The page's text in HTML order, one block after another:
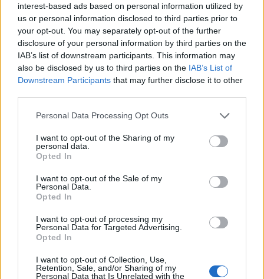
interest-based ads based on personal information utilized by
us or personal information disclosed to third parties prior to
your opt-out. You may separately opt-out of the further
disclosure of your personal information by third parties on the
IAB’s list of downstream participants. This information may
also be disclosed by us to third parties on the IAB’s List of
Downstream Participants that may further disclose it to other
Please note that this website/app uses one or more Google
not limited to your visit or usage behaviour. You may click to
grant or deny consent to Google and its third-party tags to
use your data for below specified purposes in below Google
consent section.
Personal Data Processing Opt Outs
I want to opt-out of the Sharing of my
personal data.
Opted In
I want to opt-out of the Sale of my
Personal Data.
Opted In
I want to opt-out of processing my
Personal Data for Targeted Advertising.
Opted In
I want to opt-out of Collection, Use,
Retention, Sale, and/or Sharing of my
Personal Data that Is Unrelated with the
Mint hozzátette, Kertész Imre minden
komorsága ellenére egy rendkívüli
humorérzékkel megáldott tehetség volt,
életszerető, renitens és öntörvényű diák, aki
közben titokban rendíthetetlenül művelte
önmagát. És ahogy egyszer megjegyezte a
legsötétebb ötvenes évek kapcsán:
„Nem emlékszem rá, hogy
féltünk volna; húszévesek
voltunk, nem hagytuk
— idézte fel az író szavait Hafner Zoltán.